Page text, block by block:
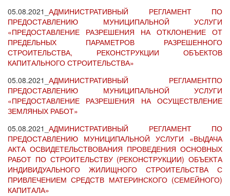
05.08.2021_ АДМИНИСТРАТИВНЫЙ РЕГЛАМЕНТ ПО
ПРЕДОСТАВЛЕНИЮ МУНИЦИПАЛЬНОЙ УСЛУГИ
«ПРЕДОСТАВЛЕНИЕ РАЗРЕШЕНИЯ НА ОТКЛОНЕНИЕ ОТ
ПРЕДЕЛЬНЫХ ПАРАМЕТРОВ РАЗРЕШЕННОГО
СТРОИТЕЛЬСТВА, РЕКОНСТРУКЦИИ ОБЪЕКТОВ
КАПИТАЛЬНОГО СТРОИТЕЛЬСТВА»
05.08.2021_ АДМИНИСТРАТИВНЫЙ РЕГЛАМЕНТПО
ПРЕДОСТАВЛЕНИЮ МУНИЦИПАЛЬНОЙ УСЛУГИ
«ПРЕДОСТАВЛЕНИЕ РАЗРЕШЕНИЯ НА ОСУЩЕСТВЛЕНИЕ
ЗЕМЛЯНЫХ РАБОТ»
05.08.2021_ АДМИНИСТРАТИВНЫЙ РЕГЛАМЕНТ ПО
ПРЕДОСТАВЛЕНИЮ МУНИЦИПАЛЬНОЙ УСЛУГИ «ВЫДАЧА
АКТА ОСВИДЕТЕЛЬСТВОВАНИЯ ПРОВЕДЕНИЯ ОСНОВНЫХ
РАБОТ ПО СТРОИТЕЛЬСТВУ (РЕКОНСТРУКЦИИ) ОБЪЕКТА
ИНДИВИДУАЛЬНОГО ЖИЛИЩНОГО СТРОИТЕЛЬСТВА С
ПРИВЛЕЧЕНИЕМ СРЕДСТВ МАТЕРИНСКОГО (СЕМЕЙНОГО)
КАПИТАЛА»